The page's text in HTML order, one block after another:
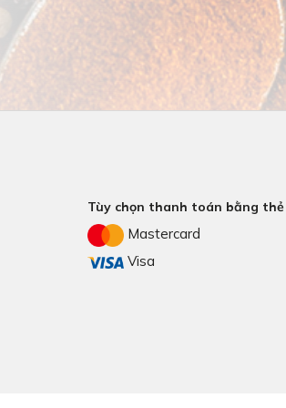
Tùy chọn thanh toán bằng thẻ
Mastercard
Visa